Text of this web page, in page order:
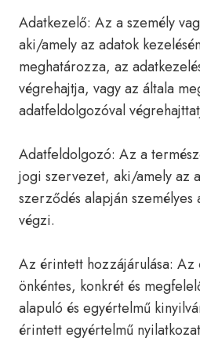
Adatkezelő: Az a személy
aki/amely az adatok
meghatározza, az
végrehajtja, vagy az általa
adatfeldolgozóval
Adatfeldolgozó: Az a
jogi szervezet, aki/amely az
szerződés alapján
végzi.
Az érintett hozzájárulása: Az
önkéntes, konkrét és
alapuló és egyértelmű
érintett egyértelmű